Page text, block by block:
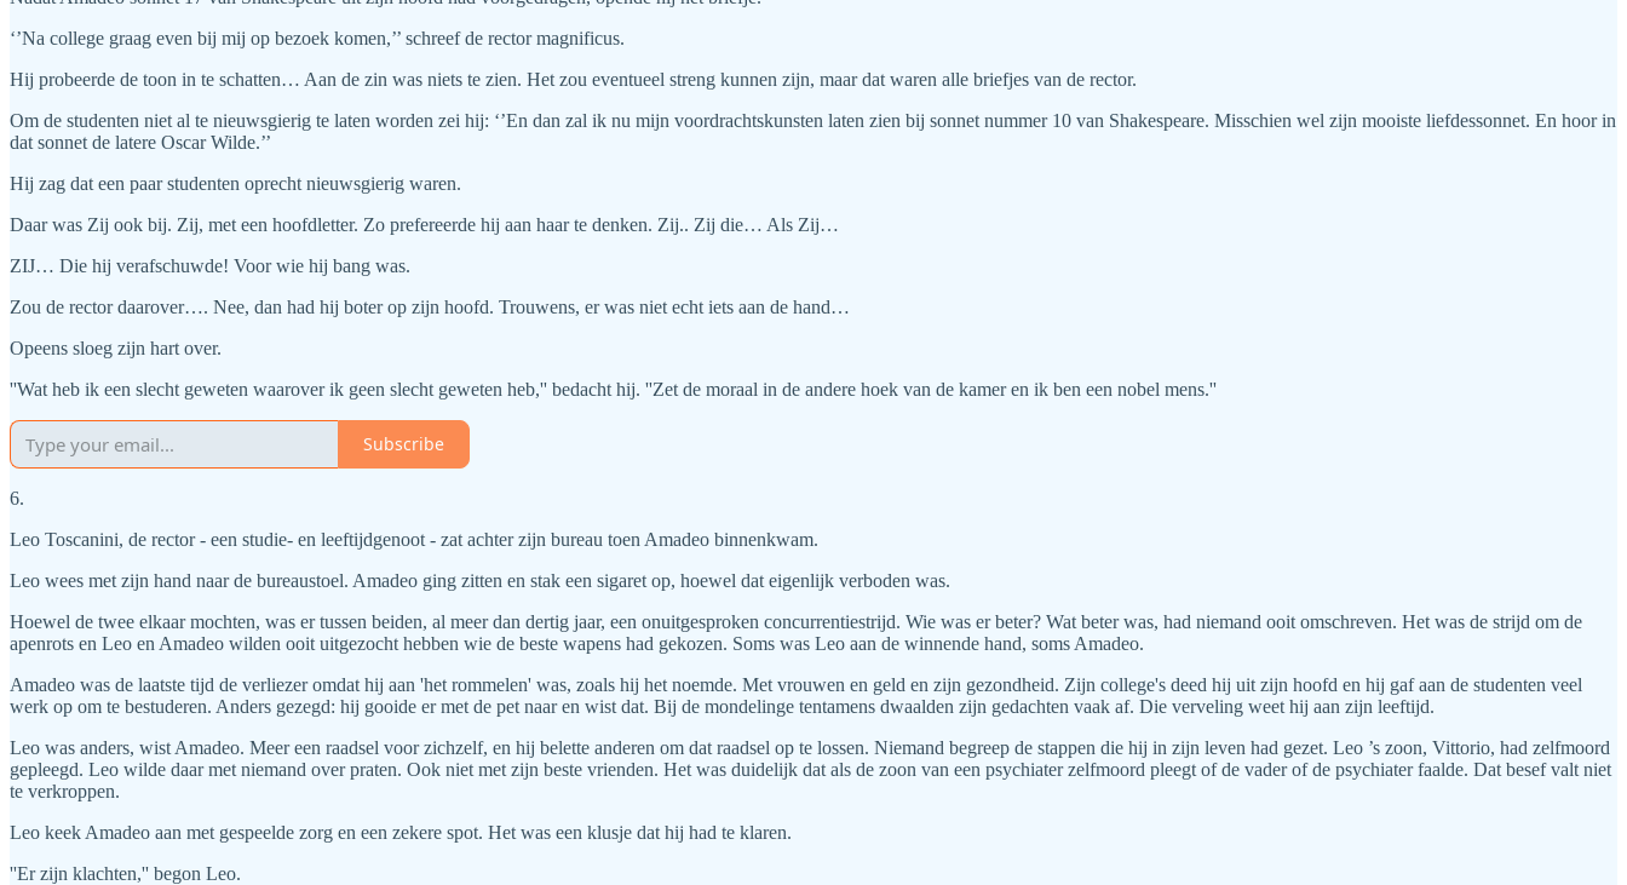
‘’Na college graag even bij mij op bezoek komen,’’ schreef de rector magnificus.
Hij probeerde de toon in te schatten… Aan de zin was niets te zien. Het zou eventueel streng kunnen zijn, maar dat waren alle briefjes van de rector.
Om de studenten niet al te nieuwsgierig te laten worden zei hij: ‘’En dan zal ik nu mijn voordrachtskunsten laten zien bij sonnet nummer 10 van Shakespeare. Misschien wel zijn mooiste liefdessonnet. En hoor in
dat sonnet de latere Oscar Wilde.’’
Hij zag dat een paar studenten oprecht nieuwsgierig waren.
Daar was Zij ook bij. Zij, met een hoofdletter. Zo prefereerde hij aan haar te denken. Zij.. Zij die… Als Zij…
ZIJ… Die hij verafschuwde! Voor wie hij bang was.
Zou de rector daarover…. Nee, dan had hij boter op zijn hoofd. Trouwens, er was niet echt iets aan de hand…
Opeens sloeg zijn hart over.
''Wat heb ik een slecht geweten waarover ik geen slecht geweten heb,'' bedacht hij. ''Zet de moraal in de andere hoek van de kamer en ik ben een nobel mens.''
Subscribe
6.
Leo Toscanini, de rector - een studie- en leeftijdgenoot - zat achter zijn bureau toen Amadeo binnenkwam.
Leo wees met zijn hand naar de bureaustoel. Amadeo ging zitten en stak een sigaret op, hoewel dat eigenlijk verboden was.
Hoewel de twee elkaar mochten, was er tussen beiden, al meer dan dertig jaar, een onuitgesproken concurrentiestrijd. Wie was er beter? Wat beter was, had niemand ooit omschreven. Het was de strijd om de
apenrots en Leo en Amadeo wilden ooit uitgezocht hebben wie de beste wapens had gekozen. Soms was Leo aan de winnende hand, soms Amadeo.
Amadeo was de laatste tijd de verliezer omdat hij aan 'het rommelen' was, zoals hij het noemde. Met vrouwen en geld en zijn gezondheid. Zijn college's deed hij uit zijn hoofd en hij gaf aan de studenten veel
werk op om te bestuderen. Anders gezegd: hij gooide er met de pet naar en wist dat. Bij de mondelinge tentamens dwaalden zijn gedachten vaak af. Die verveling weet hij aan zijn leeftijd.
Leo was anders, wist Amadeo. Meer een raadsel voor zichzelf, en hij belette anderen om dat raadsel op te lossen. Niemand begreep de stappen die hij in zijn leven had gezet. Leo ’s zoon, Vittorio, had zelfmoord
gepleegd. Leo wilde daar met niemand over praten. Ook niet met zijn beste vrienden. Het was duidelijk dat als de zoon van een psychiater zelfmoord pleegt of de vader of de psychiater faalde. Dat besef valt niet
te verkroppen.
Leo keek Amadeo aan met gespeelde zorg en een zekere spot. Het was een klusje dat hij had te klaren.
''Er zijn klachten,'' begon Leo.